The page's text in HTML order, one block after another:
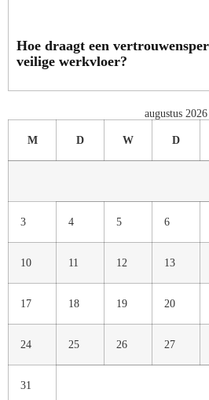
Hoe draagt een
veilige werkvloer?
augustus 2026
M D W D
3 4 5 6
10 11 12 13
17 18 19 20
24 25 26 27
31